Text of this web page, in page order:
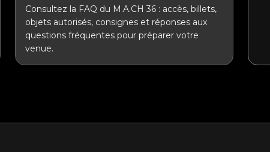
Consultez la FAQ du M.A.CH 36 : accès, billets,
objets autorisés, consignes et réponses aux
questions fréquentes pour préparer votre
venue.